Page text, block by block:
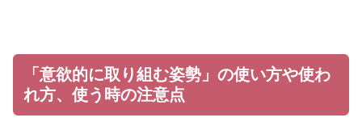
「意欲的に取り組む姿勢」の使い方や使わ
れ方、使う時の注意点